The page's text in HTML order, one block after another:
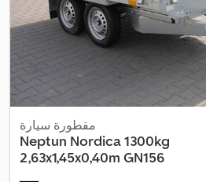
مقطورة سيارة
Neptun Nordica 1300kg
2,63x1,45x0,40m GN156